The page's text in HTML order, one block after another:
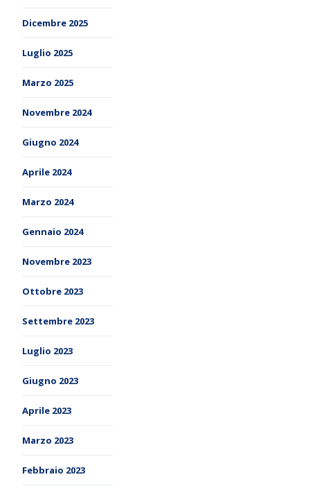
Dicembre 2025
Luglio 2025
Marzo 2025
Novembre 2024
Giugno 2024
Aprile 2024
Marzo 2024
Gennaio 2024
Novembre 2023
Ottobre 2023
Settembre 2023
Luglio 2023
Giugno 2023
Aprile 2023
Marzo 2023
Febbraio 2023